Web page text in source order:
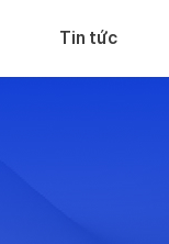
Tin tức